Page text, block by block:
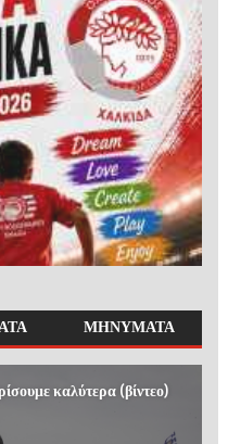
ΜΗΝΥΜΑΤΑ
καλύτερα (βίντεο)